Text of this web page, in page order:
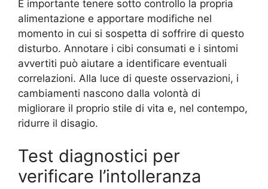
È importante tenere sotto controllo la propria
alimentazione e apportare modifiche nel
momento in cui si sospetta di soffrire di questo
disturbo. Annotare i cibi consumati e i sintomi
avvertiti può aiutare a identificare eventuali
correlazioni. Alla luce di queste osservazioni, i
cambiamenti nascono dalla volontà di
migliorare il proprio stile di vita e, nel contempo,
ridurre il disagio.
Test diagnostici per
verificare l’intolleranza